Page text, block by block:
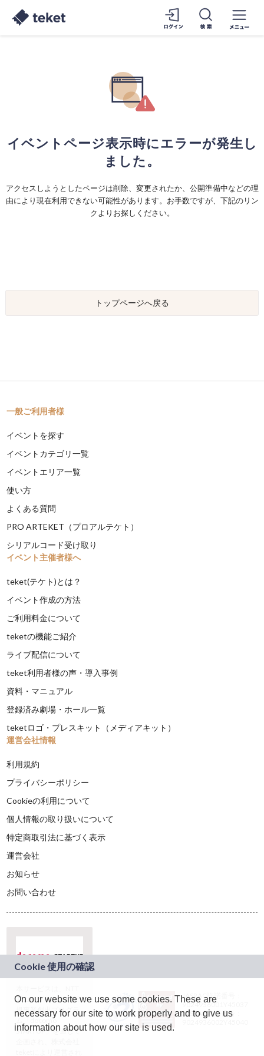
イベントページ表示時にエラーが発生し
ました。
アクセスしようとしたページは削除、変更されたか、公開準備中などの理
由により現在利用できない可能性があります。お手数ですが、下記のリン
クよりお探しください。
トップページへ戻る
一般ご利用者様
イベントを探す
イベントカテゴリ一覧
イベントエリア一覧
使い方
よくある質問
PRO ARTEKET（プロアルテケト）
シリアルコード受け取り
イベント主催者様へ
teket(テケト)とは？
イベント作成の方法
ご利用料金について
teketの機能ご紹介
ライブ配信について
teket利用者様の声・導入事例
資料・マニュアル
登録済み劇場・ホール一覧
teketロゴ・プレスキット（メディアキット）
運営会社情報
利用規約
プライバシーポリシー
Cookieの利用について
個人情報の取り扱いについて
特定商取引法に基づく表示
運営会社
お知らせ
お問い合わせ
ドコモグループの新
規事業創出プログラ
ム「docomo
STARTUP」を通じて
JASRAC許諾番号：
9024936001Y45037
JASRAC許諾番号：
On our website we use some cookies. These are
necessary for our site to work properly and to give us
information about how our site is used.